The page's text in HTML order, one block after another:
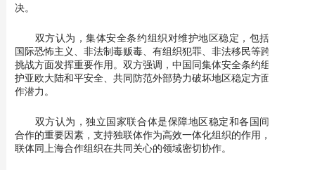
决。
双方认为，集体安全条约组织对维护地区稳定，包括在打击
国际恐怖主义、非法制毒贩毒、有组织犯罪、非法移民等跨境威胁
挑战方面发挥重要作用。双方强调，中国同集体安全条约组织在维
护亚欧大陆和平安全、共同防范外部势力破坏地区稳定方面具有合
作潜力。
双方认为，独立国家联合体是保障地区稳定和各国间可持续
合作的重要因素，支持独联体作为高效一体化组织的作用，支持独
联体同上海合作组织在共同关心的领域密切协作。